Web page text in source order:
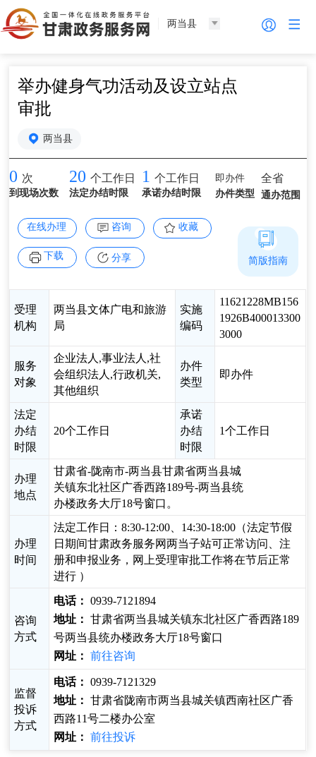
两当县
举办健身气功活动及设立站点
审批
两当县
0 次
到现场次数
20 个工作日
法定办结时限
1 个工作日
承诺办结时限
即办件
办件类型
全省
通办范围
在线办理 咨询 收藏
下载 分享
受理
机构
两当县文体广电和旅游
局
实施
编码
11621228MB156
1926B400013300
3000
服务
对象
企业法人,事业法人,社
会组织法人,行政机关,
其他组织
办件
类型
即办件
法定
办结
时限
20个工作日
承诺
办结
时限
1个工作日
办理
地点
甘肃省-陇南市-两当县甘肃省两当县城
关镇东北社区广香西路189号-两当县统
办楼政务大厅18号窗口。
办理
时间
法定工作日：8:30-12:00、14:30-18:00（法定节假
日期间甘肃政务服务网两当子站可正常访问、注
册和申报业务，网上受理审批工作将在节后正常
进行 ）
咨询
方式
电话： 0939-7121894
地址： 甘肃省两当县城关镇东北社区广香西路189
号两当县统办楼政务大厅18号窗口
网址： 前往咨询
监督
投诉
方式
电话： 0939-7121329
地址： 甘肃省陇南市两当县城关镇西南社区广香
西路11号二楼办公室
网址： 前往投诉
简版指南